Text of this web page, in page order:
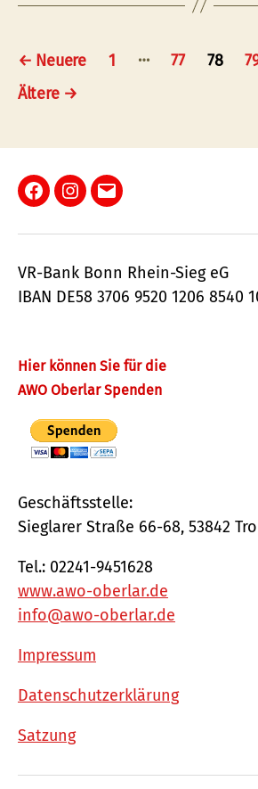
Seitennummerierung
der
← Neuere 1 … 77 78
Ältere →
Facebook
Instagram
E-
VR-Bank Bonn Rhein-Sieg eG
IBAN DE58 3706 9520 1206 8540
Hier können Sie für die
AWO Oberlar Spenden
Geschäftsstelle:
Sieglarer Straße 66-68, 53842
Tel.: 02241-9451628
www.awo-oberlar.de
info@awo-oberlar.de
Impressum
Datenschutzerklärung
Satzung